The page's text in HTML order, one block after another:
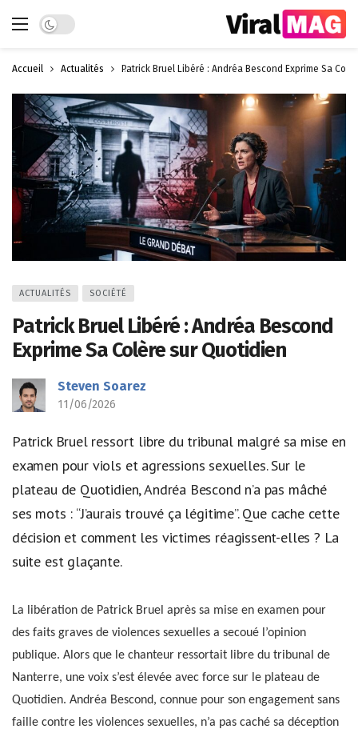
Dark mode
Accueil Actualités Patrick Bruel Libéré : Andréa Bescond Exprime Sa
ACTUALITÉS SOCIÉTÉ
Patrick Bruel Libéré : Andréa Bescond
Exprime Sa Colère sur Quotidien
Steven Soarez
11/06/2026
Patrick Bruel ressort libre du tribunal malgré sa mise en
examen pour viols et agressions sexuelles. Sur le
plateau de Quotidien, Andréa Bescond n’a pas mâché
ses mots : “J’aurais trouvé ça légitime”. Que cache cette
décision et comment les victimes réagissent-elles ? La
suite est glaçante.
La libération de Patrick Bruel après sa mise en examen pour
des faits graves de violences sexuelles a secoué l’opinion
publique. Alors que le chanteur ressortait libre du tribunal de
Nanterre, une voix s’est élevée avec force sur le plateau de
Quotidien. Andréa Bescond, connue pour son engagement sans
faille contre les violences sexuelles, n’a pas caché sa déception